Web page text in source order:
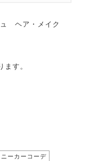
ヘア・メイク
す。
ーカーコーデ